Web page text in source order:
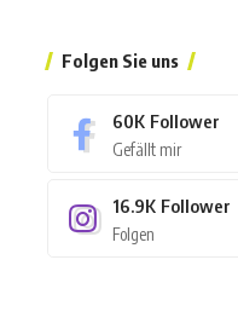
Folgen Sie uns
60K Follower
Gefällt mir
16.9K Follower
Folgen